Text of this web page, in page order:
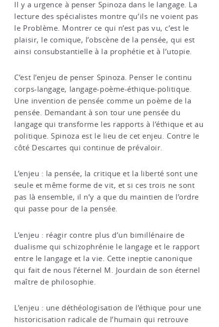
Il y a urgence à penser Spinoza dans le langage. La
lecture des spécialistes montre qu’ils ne voient pas
le Problème. Montrer ce qui n’est pas vu, c’est le
plaisir, le comique, l’obscène de la pensée, qui est
ainsi consubstantielle à la prophétie et à l’utopie.
C’est l’enjeu de penser Spinoza. Penser le continu
corps-langage, langage-poème-éthique-politique.
Une invention de pensée comme un poème de la
pensée. Demandant à son tour une pensée du
langage qui transforme les rapports à l’éthique et au
politique. Spinoza est le lieu de cet enjeu. Contre le
côté Descartes qui continue de prévaloir.
L’enjeu : la pensée, la critique et la liberté sont une
seule et même forme de vit, et si ces trois ne sont
pas là ensemble, il n’y a que du maintien de l’ordre
qui passe pour de la pensée.
L’enjeu : réagir contre plus d’un bimillénaire de
dualisme qui schizophrénie le langage et le rapport
entre le langage et la vie. Cette ineptie canonique
qui fait de nous l’éternel M. Jourdain de son éternel
maître de philosophie.
L’enjeu : une déthéologisation de l’éthique pour une
historicisation radicale de l’humain qui retrouve